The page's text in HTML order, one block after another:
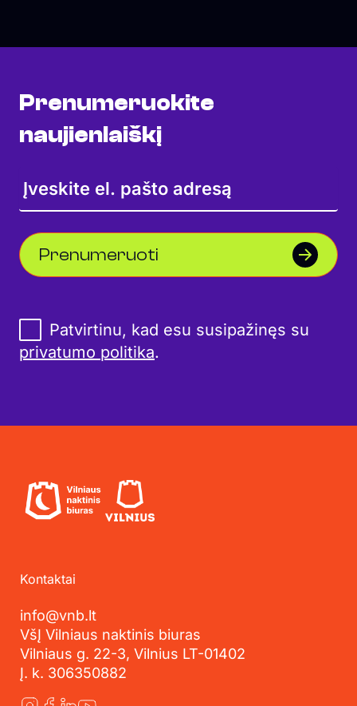
Prenumeruokite
naujienlaiškį
Prenumeruoti
Patvirtinu, kad esu susipažinęs su
privatumo politika.
Kontaktai
info@vnb.lt
VšĮ Vilniaus naktinis biuras
Vilniaus g. 22-3, Vilnius LT-01402
Į. k. 306350882